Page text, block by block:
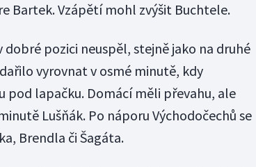
Bartek. Vzápětí mohl zvýšit Buchtele.
pozici neuspěl, stejně jako na druhé
vyrovnat v osmé minutě, kdy
pod lapačku. Domácí měli převahu, ale
Lušňák. Po náporu Východočechů se
Brendla či Šagáta.